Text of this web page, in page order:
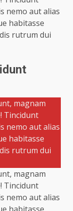
nemo aut alias
habitasse
rutrum dui
magnam
Tincidunt
nemo aut alias
habitasse
rutrum dui
magnam
Tincidunt
nemo aut alias